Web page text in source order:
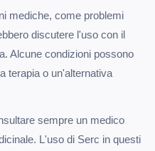
mediche, come problemi
discutere l'uso con il
Alcune condizioni possono
terapia o un'alternativa
sempre un medico
L'uso di Serc in questi